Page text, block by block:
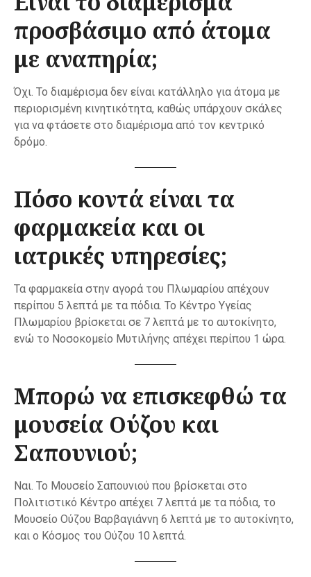
προσβάσιμο από άτομα
με αναπηρία;
Όχι. Το διαμέρισμα δεν είναι κατάλληλο για άτομα με
περιορισμένη κινητικότητα, καθώς υπάρχουν σκάλες
για να φτάσετε στο διαμέρισμα από τον κεντρικό
δρόμο.
Πόσο κοντά είναι τα
φαρμακεία και οι
ιατρικές υπηρεσίες;
Τα φαρμακεία στην αγορά του Πλωμαρίου απέχουν
περίπου 5 λεπτά με τα πόδια. Το Κέντρο Υγείας
Πλωμαρίου βρίσκεται σε 7 λεπτά με το αυτοκίνητο,
ενώ το Νοσοκομείο Μυτιλήνης απέχει περίπου 1 ώρα.
Μπορώ να επισκεφθώ τα
μουσεία Ούζου και
Σαπουνιού;
Ναι. Το Μουσείο Σαπουνιού που βρίσκεται στο
Πολιτιστικό Κέντρο απέχει 7 λεπτά με τα πόδια, το
Μουσείο Ούζου Βαρβαγιάννη 6 λεπτά με το αυτοκίνητο,
και ο Κόσμος του Ούζου 10 λεπτά.